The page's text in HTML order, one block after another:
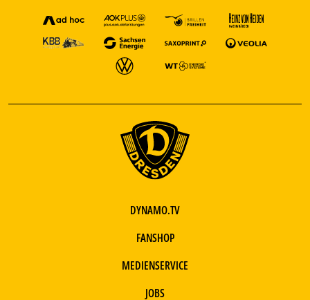
DYNAMO.TV
FANSHOP
MEDIENSERVICE
JOBS